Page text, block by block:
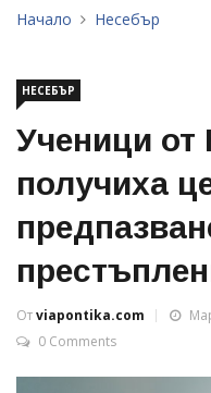
Начало Несебър
НЕСЕБЪР
Ученици от
получиха
Отviapontika.com
0 Comments